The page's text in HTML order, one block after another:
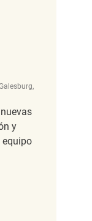
y
equipo